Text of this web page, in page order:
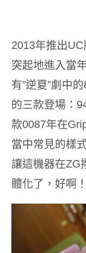
2013年推出
突起地進入當
有”逆夏”劇中
的三款登場：
款0087年在
當中常見的樣
讓這機器在ZG
體化了，好啊！